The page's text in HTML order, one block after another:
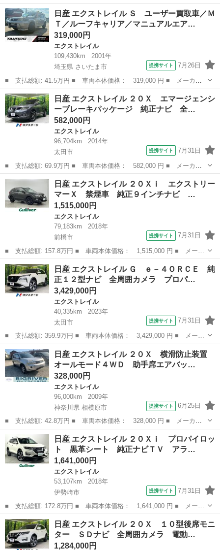
ー名： 日産 ■ 車種名： エクストレイル ■ グレード名： ２０
Ｘｉ 禁煙車 ４ＷＤ プロパイロット 純正９インチナビ アダプ
ティブク...
群馬 前橋市 エクストレイル
日産 エクストレイル Ｓ ユーザー買取車／Ｍ
Ｔ／ルーフキャリア／マニュアルエア…
319,000円
エクストレイル
109,430km
2001年
埼玉県 さいたま市
提携サイト 7月26日
■ 支払総額: 41.5万円 ■ 車両本体価格： 319,000 円 ■ メーカー
名： 日産 ■ 車種名： エクストレイル ■ グレード名： Ｓ ユ
ーザー買取車／ＭＴ／ルーフキャリア／マニュアルエアコン／ＥＴＣ
／電動格納ミ...
埼玉 さいたま市 エクストレイル
日産 エクストレイル ２０Ｘ エマージェンシ
ーブレーキパッケージ 純正ナビ 全…
582,000円
エクストレイル
96,704km
2014年
太田市
提携サイト 7月31日
■ 支払総額: 69.9万円 ■ 車両本体価格： 582,000 円 ■ メーカー
名： 日産 ■ 車種名： エクストレイル ■ グレード名： ２０
Ｘ エマージェンシーブレーキパッケージ 純正ナビ 全周囲カメ
ラ シートヒータ...
群馬 太田市 エクストレイル
日産 エクストレイル ２０Ｘｉ エクストリー
マーＸ 禁煙車 純正９インチナビ …
1,515,000円
エクストレイル
79,183km
2018年
前橋市
提携サイト 7月31日
■ 支払総額: 157.8万円 ■ 車両本体価格： 1,515,000 円 ■ メーカ
ー名： 日産 ■ 車種名： エクストレイル ■ グレード名： ２０
Ｘｉ エクストリーマーＸ 禁煙車 純正９インチナビ 全方位カメ
ラ フリ...
群馬 前橋市 エクストレイル
日産 エクストレイル Ｇ ｅ－４ＯＲＣＥ 純
正１２型ナビ 全周囲カメラ プロパ…
3,429,000円
エクストレイル
40,335km
2023年
太田市
提携サイト 7月31日
■ 支払総額: 359.9万円 ■ 車両本体価格： 3,429,000 円 ■ メーカ
ー名： 日産 ■ 車種名： エクストレイル ■ グレード名： Ｇ
ｅ－４ＯＲＣＥ 純正１２型ナビ 全周囲カメラ プロパイロット
衝突軽減...
群馬 太田市 エクストレイル
日産 エクストレイル ２０Ｘ 横滑防止装置
オールモード４ＷＤ 助手席エアバッ…
328,000円
エクストレイル
96,000km
2009年
神奈川県 相模原市
提携サイト 6月25日
■ 支払総額: 42.8万円 ■ 車両本体価格： 328,000 円 ■ メーカー
名： 日産 ■ 車種名： エクストレイル ■ グレード名： ２０
Ｘ 横滑防止装置 オールモード４ＷＤ 助手席エアバッグ キーレ
ス 運転席エア...
相模原市 エクストレイル
日産 エクストレイル ２０Ｘｉ プロパイロッ
ト 黒革シート 純正ナビＴＶ アラ…
1,641,000円
エクストレイル
53,107km
2018年
伊勢崎市
提携サイト 7月31日
■ 支払総額: 172.8万円 ■ 車両本体価格： 1,641,000 円 ■ メーカ
ー名： 日産 ■ 車種名： エクストレイル ■ グレード名： ２０
Ｘｉ プロパイロット 黒革シート 純正ナビＴＶ アラウンドビュ
ーモニタ...
群馬 伊勢崎市 エクストレイル
日産 エクストレイル ２０Ｘ １０型後席モニ
ター ＳＤナビ 全周囲カメラ 電動…
1,284,000円